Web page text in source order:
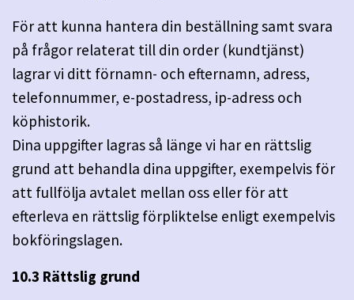
För att kunna hantera din beställning samt svara
på frågor relaterat till din order (kundtjänst)
lagrar vi ditt förnamn- och efternamn, adress,
telefonnummer, e-postadress, ip-adress och
köphistorik.
Dina uppgifter lagras så länge vi har en rättslig
grund att behandla dina uppgifter, exempelvis för
att fullfölja avtalet mellan oss eller för att
efterleva en rättslig förpliktelse enligt exempelvis
bokföringslagen.
10.3 Rättslig grund